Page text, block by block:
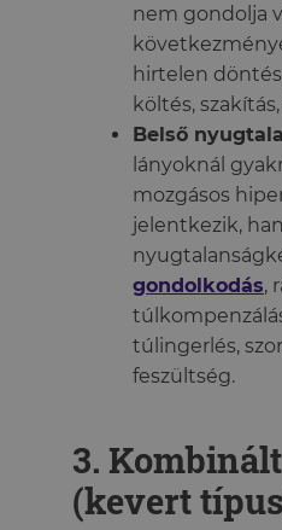
nem gondolja
hirtelen
költés,
Belső
lányoknál
mozgásos
jelentkezik,
gondolkodás,
túlingerlés,
feszültség.
3.
(kevert